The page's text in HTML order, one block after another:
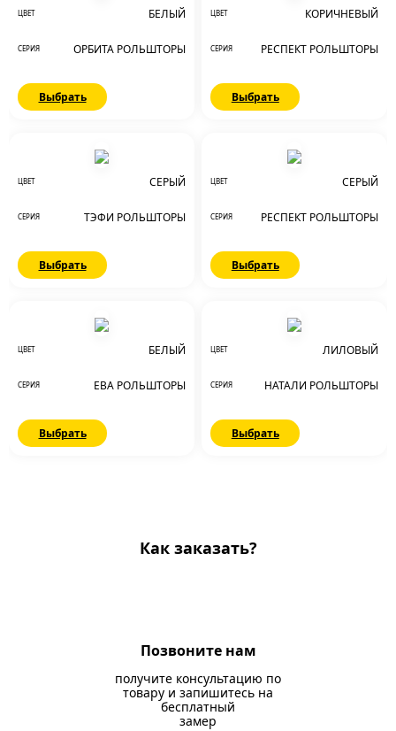
ЦВЕТ БЕЛЫЙ
СЕРИЯ ОРБИТА РОЛЬШТОРЫ
Выбрать
ЦВЕТ КОРИЧНЕВЫЙ
СЕРИЯ РЕСПЕКТ РОЛЬШТОРЫ
Выбрать
ЦВЕТ СЕРЫЙ
СЕРИЯ ТЭФИ РОЛЬШТОРЫ
Выбрать
ЦВЕТ СЕРЫЙ
СЕРИЯ РЕСПЕКТ РОЛЬШТОРЫ
Выбрать
ЦВЕТ БЕЛЫЙ
СЕРИЯ ЕВА РОЛЬШТОРЫ
Выбрать
ЦВЕТ ЛИЛОВЫЙ
СЕРИЯ НАТАЛИ РОЛЬШТОРЫ
Выбрать
Как заказать?
Позвоните нам
получите консультацию по
товару и запишитесь на
бесплатный
замер